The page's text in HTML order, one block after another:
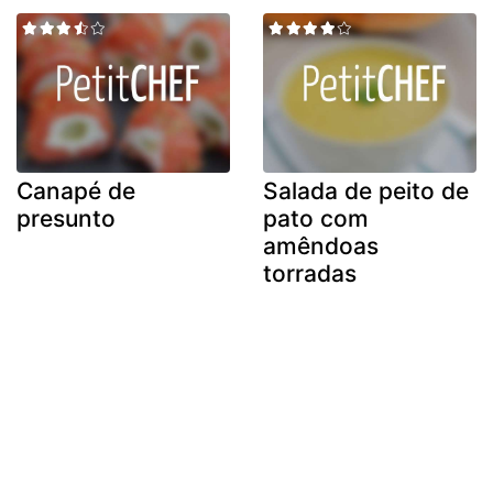
Canapé de
presunto
Salada de peito de
pato com
amêndoas
torradas